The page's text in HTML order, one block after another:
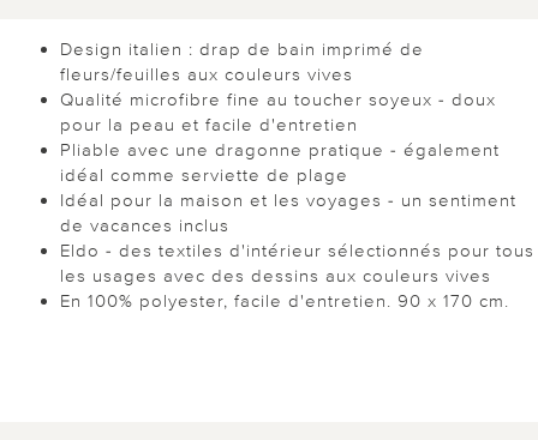
Design italien : drap de bain imprimé de
fleurs/feuilles aux couleurs vives
Qualité microfibre fine au toucher soyeux - doux
pour la peau et facile d'entretien
Pliable avec une dragonne pratique - également
idéal comme serviette de plage
Idéal pour la maison et les voyages - un sentiment
de vacances inclus
Eldo - des textiles d'intérieur sélectionnés pour tous
les usages avec des dessins aux couleurs vives
En 100% polyester, facile d'entretien. 90 x 170 cm.